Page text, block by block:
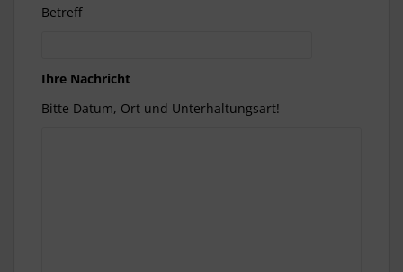
Betreff
Ihre Nachricht
Bitte Datum, Ort und Unterhaltungsart!